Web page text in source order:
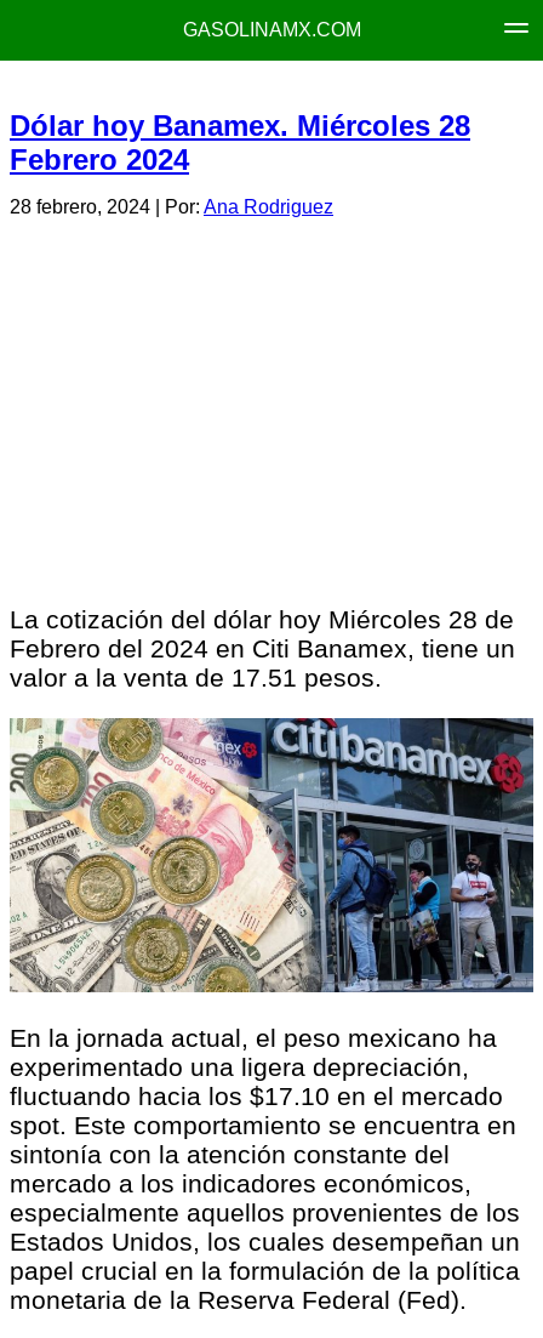
GASOLINAMX.COM
Dólar hoy Banamex. Miércoles 28
Febrero 2024
28 febrero, 2024 | Por: Ana Rodriguez
La cotización del dólar hoy Miércoles 28 de
Febrero del 2024 en Citi Banamex, tiene un
valor a la venta de 17.51 pesos.
En la jornada actual, el peso mexicano ha
experimentado una ligera depreciación,
fluctuando hacia los $17.10 en el mercado
spot. Este comportamiento se encuentra en
sintonía con la atención constante del
mercado a los indicadores económicos,
especialmente aquellos provenientes de los
Estados Unidos, los cuales desempeñan un
papel crucial en la formulación de la política
monetaria de la Reserva Federal (Fed).